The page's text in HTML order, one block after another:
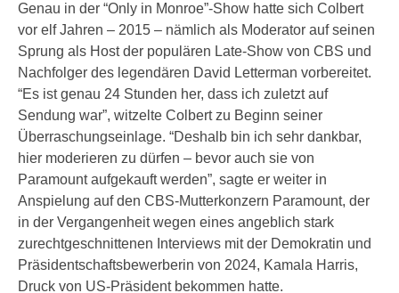
Genau in der “Only in Monroe”-Show hatte sich Colbert
vor elf Jahren – 2015 – nämlich als Moderator auf seinen
Sprung als Host der populären Late-Show von CBS und
Nachfolger des legendären David Letterman vorbereitet.
“Es ist genau 24 Stunden her, dass ich zuletzt auf
Sendung war”, witzelte Colbert zu Beginn seiner
Überraschungseinlage. “Deshalb bin ich sehr dankbar,
hier moderieren zu dürfen – bevor auch sie von
Paramount aufgekauft werden”, sagte er weiter in
Anspielung auf den CBS-Mutterkonzern Paramount, der
in der Vergangenheit wegen eines angeblich stark
zurechtgeschnittenen Interviews mit der Demokratin und
Präsidentschaftsbewerberin von 2024, Kamala Harris,
Druck von US-Präsident bekommen hatte.